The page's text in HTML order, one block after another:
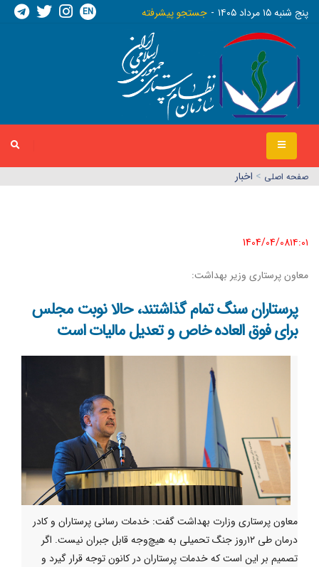
پنج شنبه ١٥ مرداد ١٤٠٥ جستجو پیشرفته EN
صفحه اصلي > اخبار
1404/04/08١٤:٠١
معاون پرستاری وزیر بهداشت:
پرستاران سنگ تمام گذاشتند، حالا نوبت مجلس
برای فوق العاده خاص و تعدیل مالیات است
معاون پرستاری وزارت بهداشت گفت: خدمات رسانی پرستاران و کادر
درمان طی ۱۲روز جنگ تحمیلی به هیچ‌وجه قابل جبران نیست. اگر
تصمیم بر این است که خدمات پرستاران در کانون توجه قرار گیرد و